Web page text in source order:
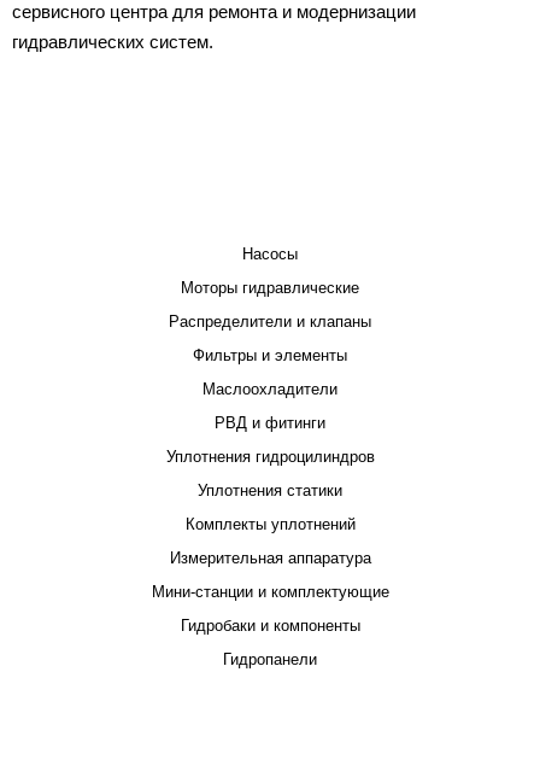
сервисного центра для ремонта и модернизации
гидравлических систем.
Насосы
Моторы гидравлические
Распределители и клапаны
Фильтры и элементы
Маслоохладители
РВД и фитинги
Уплотнения гидроцилиндров
Уплотнения статики
Комплекты уплотнений
Измерительная аппаратура
Мини-станции и комплектующие
Гидробаки и компоненты
Гидропанели